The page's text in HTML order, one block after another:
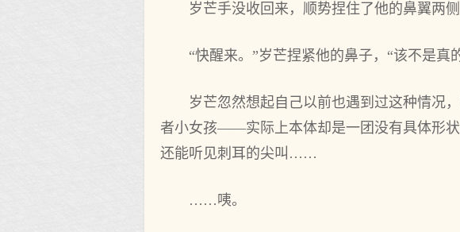
岁芒手没收回来，顺势捏住了他的鼻翼两侧
“快醒来。”岁芒捏紧他的鼻子，“该不是真
岁芒忽然想起自己以前也遇到过这种情况
者小女孩——实际上本体却是一团没有具体形
还能听见刺耳的尖叫……
……咦。